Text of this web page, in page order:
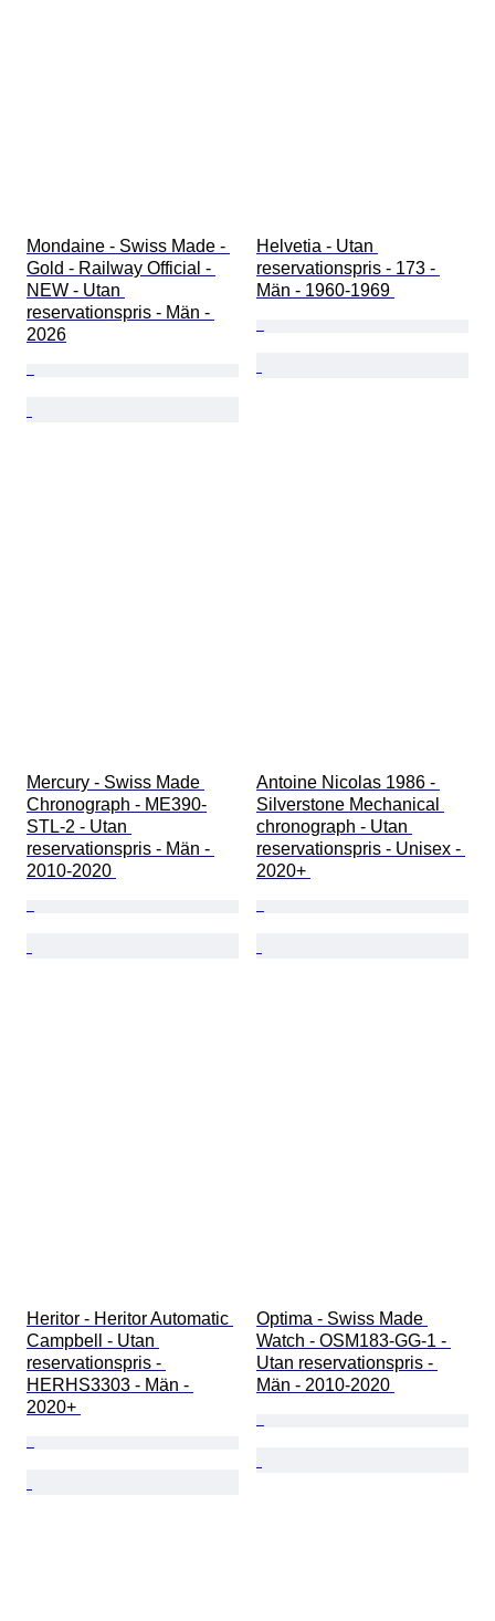
Mondaine - Swiss Made -
Gold - Railway Official -
NEW - Utan
reservationspris - Män -
2026
Helvetia - Utan
reservationspris - 173 -
Män - 1960-1969
Mercury - Swiss Made
Chronograph - ME390-
STL-2 - Utan
reservationspris - Män -
2010-2020
Antoine Nicolas 1986 -
Silverstone Mechanical
chronograph - Utan
reservationspris - Unisex -
2020+
Heritor - Heritor Automatic
Campbell - Utan
reservationspris -
HERHS3303 - Män -
2020+
Optima - Swiss Made
Watch - OSM183-GG-1 -
Utan reservationspris -
Män - 2010-2020